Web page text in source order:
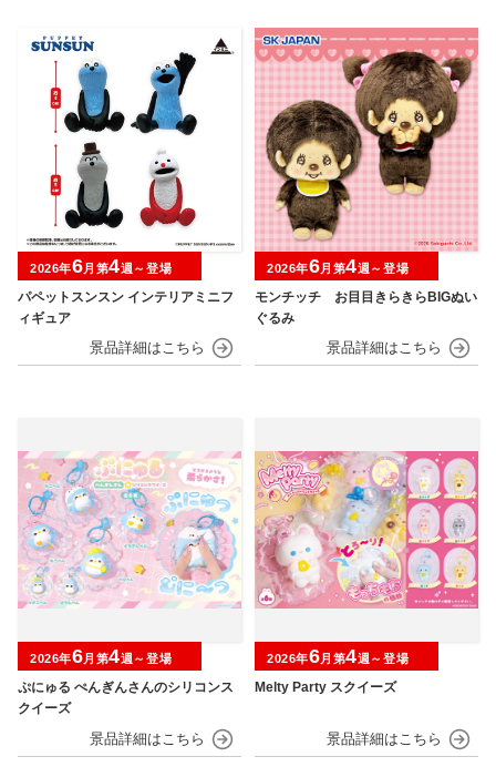
パペットスンスン インテリアミニフ
ィギュア
2026年6月第4週～登場
モンチッチ お目目きらきらBIGぬい
ぐるみ
2026年6月第4週～登場
ぷにゅる ぺんぎんさんのシリコンス
クイーズ
2026年6月第4週～登場
Melty Party スクイーズ
2026年6月第4週～登場